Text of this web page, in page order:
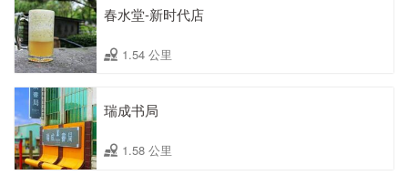
春水堂-新时代店
1.54 公里
瑞成书局
1.58 公里